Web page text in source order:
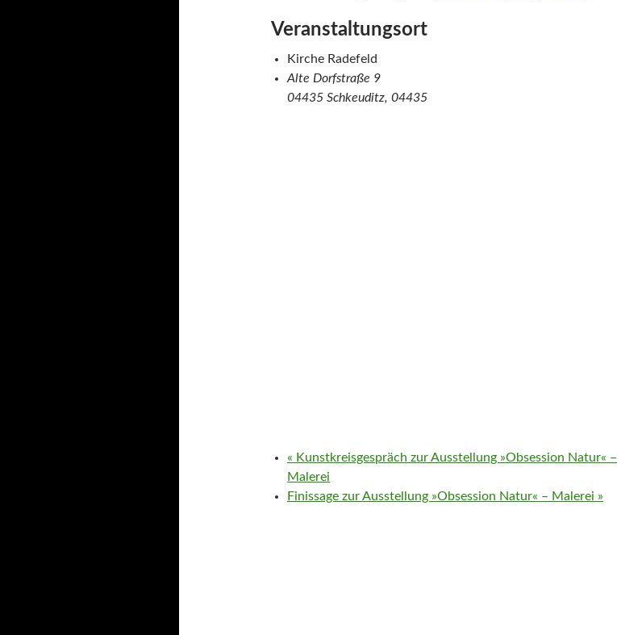
Veranstaltungsort
Kirche Radefeld
Alte Dorfstraße 9
04435 Schkeuditz, 04435
« Kunstkreisgespräch zur Ausstellung »Obsession Natur« –
Malerei
Finissage zur Ausstellung »Obsession Natur« – Malerei »